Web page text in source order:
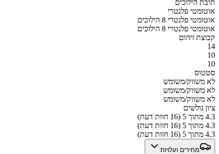
תיבת הילוכים
אוטומטי פלנטרי
אוטומטי פלנטרי 8 הילוכים
אוטומטי פלנטרי 8 הילוכים
קבוצת זיהום
14
10
10
סטטוס
לא משווק/משומש
לא משווק/משומש
לא משווק/משומש
ציון גולשים
4.3 מתוך 5 (16 חוות דעת)
4.3 מתוך 5 (16 חוות דעת)
4.3 מתוך 5 (16 חוות דעת)
מחירים ועלויות